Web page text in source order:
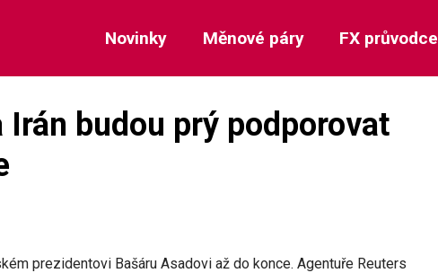
Novinky Měnové páry FX průvodce
Irán budou prý podporovat
prezidentovi Bašáru Asadovi až do konce. Agentuře Reuters